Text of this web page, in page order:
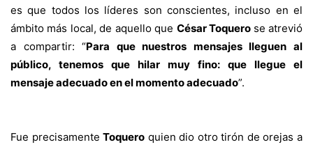
es que todos los líderes son conscientes, incluso en el
ámbito más local, de aquello que César Toquero se atrevió
a compartir: “Para que nuestros mensajes lleguen al
público, tenemos que hilar muy fino: que llegue el
mensaje adecuado en el momento adecuado”.
Fue precisamenteToquero quien dio otro tirón de orejas a